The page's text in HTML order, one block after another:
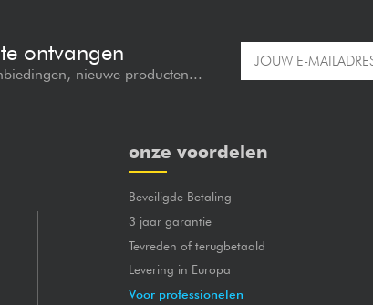
ontvangen
nieuwe producten...
onze voordelen
Beveiligde Betaling
3 jaar garantie
Tevreden of terugbetaald
Levering in Europa
Voor professionelen